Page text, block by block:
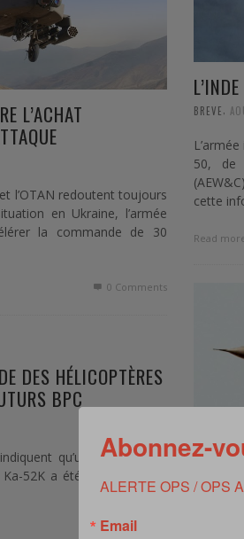
L’ACHAT
l’OTAN redoutent toujours
en Ukraine, l’armée
la commande de 30
0 Comments
BREVE
50, de
cette
Read
DES HÉLICOPTÈRES
BPC
qu’une commande
52K a été passée par la
0 Comments
Abonnez-
ALERTE OPS / OPS
Email